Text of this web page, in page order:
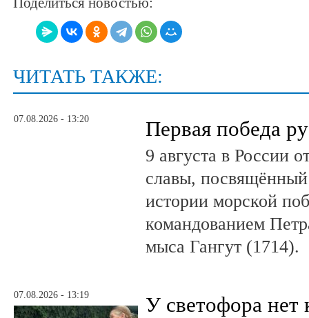
ЧИТАТЬ ТАКЖЕ:
07.08.2026 - 13:20 Первая победа
9 августа в России
славы, посвящённый
истории морской
командованием
мыса Гангут (1714).
07.08.2026 - 13:19 У светофора нет